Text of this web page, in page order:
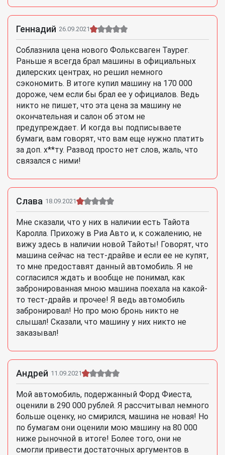
Геннадий 26.09.2021
Соблазнила цена нового Фольксваген Таурег.
Раньше я всегда брал машины в официальных
дилерских центрах, но решил немного
сэкономить. В итоге купил машину на 170 000
дороже, чем если бы брал ее у официалов. Ведь
никто не пишет, что эта цена за машину не
окончательная и салон об этом не
предупреждает. И когда вы подписываете
бумаги, вам говорят, что вам еще нужно платить
за доп. х**ту. Развод просто нет слов, жаль, что
связался с ними!
Слава 18.09.2021
Мне сказали, что у них в наличии есть Тайота
Каролла. Прихожу в Риа Авто и, к сожалению, не
вижу здесь в наличии новой Тайоты! Говорят, что
машина сейчас на тест-драйве и если ее не купят,
то мне предоставят данный автомобиль. Я не
согласился ждать и вообще не понимал, как
забронированная мною машина поехала на какой-
то тест-драйв и прочее! Я ведь автомобиль
забронировал! Но про мою бронь никто не
слышал! Сказали, что машину у них никто не
заказывал!
Андрей 11.09.2021
Мой автомобиль, подержанный Форд Фиеста,
оценили в 290 000 рублей. Я рассчитывал немного
больше оценку, но смирился, машина не новая! Но
по бумагам они оценили мою машину на 80 000
ниже рыночной в итоге! Более того, они не
смогли привести достаточных аргументов в